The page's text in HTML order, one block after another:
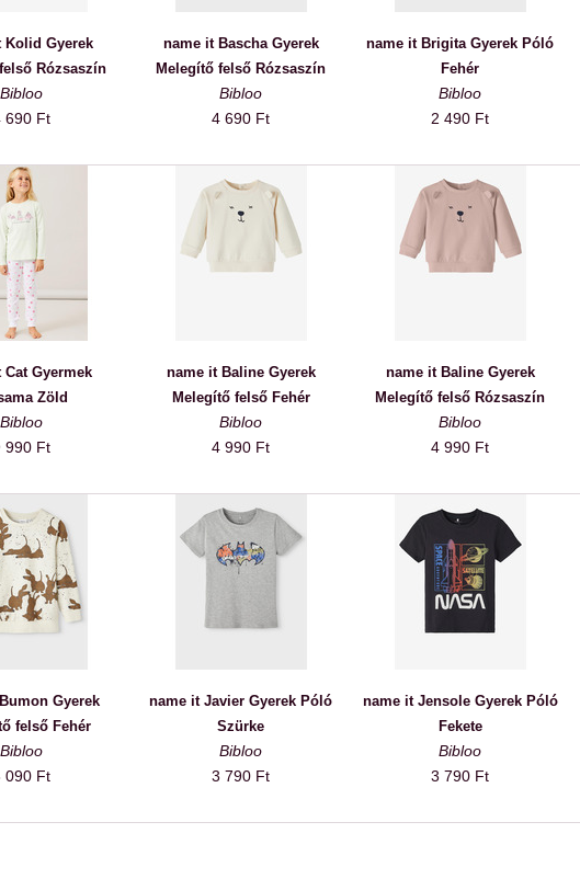
Kolid Gyerek
Rózsaszín
Bibloo
690 Ft
name it Bascha Gyerek
Melegítő felső Rózsaszín
Bibloo
4 690 Ft
name it Brigita Gyerek Póló
Fehér
Bibloo
2 490 Ft
Cat Gyermek
Zöld
Bibloo
990 Ft
name it Baline Gyerek
Melegítő felső Fehér
Bibloo
4 990 Ft
name it Baline Gyerek
Melegítő felső Rózsaszín
Bibloo
4 990 Ft
Gyerek
felső Fehér
Bibloo
090 Ft
name it Javier Gyerek Póló
Szürke
Bibloo
3 790 Ft
name it Jensole Gyerek Póló
Fekete
Bibloo
3 790 Ft